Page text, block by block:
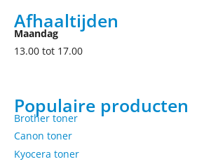
Afhaaltijden
Maandag
13.00 tot 17.00
Populaire producten
Brother toner
Canon toner
Kyocera toner